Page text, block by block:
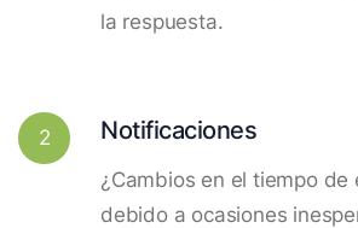
la respuesta.
2 Notificaciones
¿Cambios en el tiempo de
debido a ocasiones